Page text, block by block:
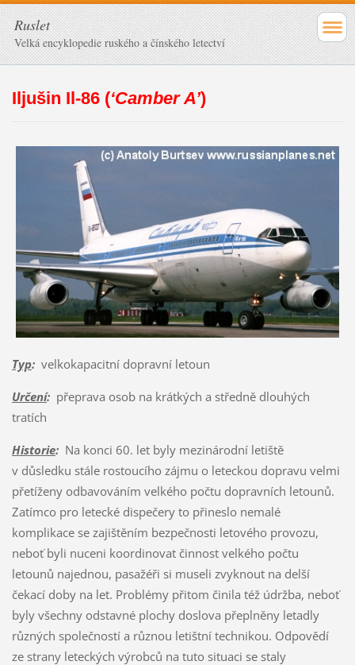
Ruslet
Velká encyklopedie ruského a čínského letectví
Iljušin Il-86 (‘Camber A’)
Typ:velkokapacitní dopravní letoun
Určení:přeprava osob na krátkých a středně dlouhých
tratích
Historie:Na konci 60. let byly mezinárodní letiště
v důsledku stále rostoucího zájmu o leteckou dopravu velmi
přetíženy odbavováním velkého počtu dopravních letounů.
Zatímco pro letecké dispečery to přineslo nemalé
komplikace se zajištěním bezpečnosti letového provozu,
neboť byli nuceni koordinovat činnost velkého počtu
letounů najednou, pasažéři si museli zvyknout na delší
čekací doby na let. Problémy přitom činila též údržba, neboť
byly všechny odstavné plochy doslova přeplněny letadly
různých společností a různou letištní technikou. Odpovědí
ze strany leteckých výrobců na tuto situaci se staly